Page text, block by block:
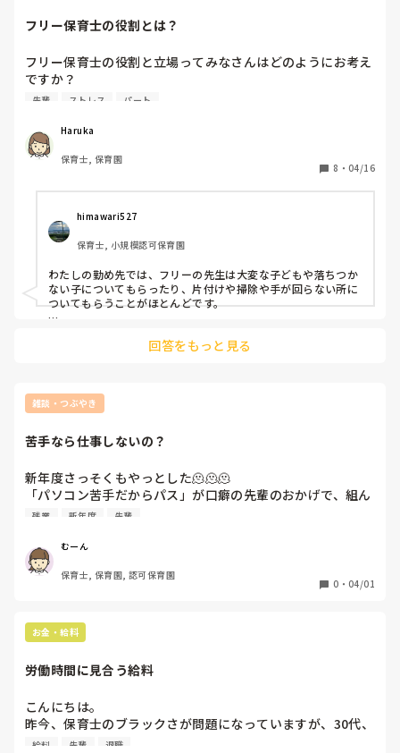
フリー保育士の役割とは？
フリー保育士の役割と立場ってみなさんはどのようにお考え
ですか？
保育士歴15年くらいある先輩保育士さんがフリーとしてクラ
片付けさせて、自分は寝かしつけに入る）、子どもに指示
（着替えや身の回りのことをするように声かけたり）するの
が、担任としてすごく気分が悪いです。上司には相談して、
主任や園長から直接話をしてもらってるのに直りません。経
験が長くて視野が広く色々考えてくれてるのはわかってても
教えたい気持ちからか、私に対してあーだこーだ言ってくる
のです。
フリー保育士の役割と立場ってなんなのかなーと考えさせら
先輩 ストレス パート
Haruka
保育士, 保育園
8 ・ 04/16
himawari527
保育士, 小規模認可保育園
わたしの勤め先では、フリーの先生は大変な子どもや落ちつか
ない子についてもらったり、片付けや掃除や手が回らない所に
ついてもらうことがほとんどです。
回答をもっと見る
雑談・つぶやき
苦手なら仕事しないの？
新年度さっそくもやっとした🫠🫠🫠
「パソコン苦手だからパス」が口癖の先輩のおかげで、組ん
だ先生たちはその分のパソコン関係をやってる。
それなのに。。。
その先輩が「頼んだ仕事全然終わってないじゃん」「仕事遅
すぎる」と組んだ先生たちに言ってて絶句した。
際は周りが負担してて、その分の仕事がないだけ🙄
だから1人だけ定時で帰れるのに今年も気づいてないよう
で、今年度初日にして震えた🫣
他の先生たちは残業代もらってるとはいえ納得できるのか
🤔？
残業 新年度 先輩
むーん
保育士, 保育園, 認可保育園
0 ・ 04/01
お金・給料
労働時間に見合う給料
こんにちは。
昨今、保育士のブラックさが問題になっていますが、30代、
40代の先輩方のお給料（手取り）をお聞きする機会があり、
給料 先輩 退職